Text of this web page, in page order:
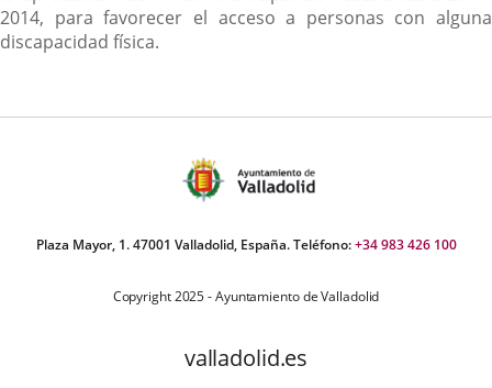
2014, para favorecer el acceso a personas con alguna
discapacidad física.
Plaza Mayor, 1. 47001 Valladolid, España. Teléfono:+34 983 426 100
Copyright 2025 - Ayuntamiento de Valladolid
valladolid.es